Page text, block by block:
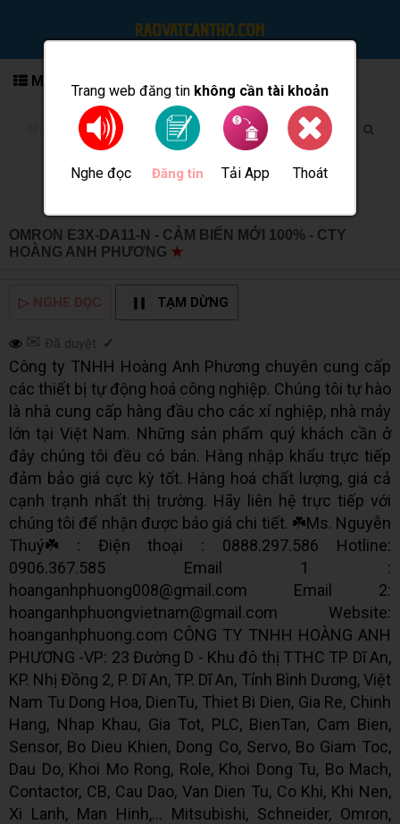
Trang web đăng tin không cần tài khoản
Nghe đọc Đăng tin Tải App Thoát
MENU
OMRON E3X-DA11-N - CẢM BIẾN MỚI 100% - CTY
HOÀNG ANH PHƯƠNG ★
▷ NGHE ĐỌC TẠM DỪNG
✉ Đã duyệt: ✓
Công ty TNHH Hoàng Anh Phương chuyên cung cấp
các thiết bị tự động hoá công nghiệp. Chúng tôi tự hào
là nhà cung cấp hàng đầu cho các xí nghiệp, nhà máy
lớn tại Việt Nam. Những sản phẩm quý khách cần ở
đây chúng tôi đều có bán. Hàng nhập khẩu trực tiếp
đảm bảo giá cực kỳ tốt. Hàng hoá chất lượng, giá cả
cạnh trạnh nhất thị trường. Hãy liên hệ trực tiếp với
chúng tôi để nhận được báo giá chi tiết. ☘️Ms. Nguyễn
Thuý☘️ : Điện thoại : 0888.297.586 Hotline:
0906.367.585 Email 1 :
hoanganhphuong008@gmail.com Email 2:
hoanganhphuongvietnam@gmail.com Website:
hoanganhphuong.com CÔNG TY TNHH HOÀNG ANH
PHƯƠNG -VP: 23 Đường D - Khu đô thị TTHC TP Dĩ An,
KP. Nhị Đồng 2, P. Dĩ An, TP. Dĩ An, Tỉnh Bình Dương, Việt
Nam Tu Dong Hoa, DienTu, Thiet Bi Dien, Gia Re, Chinh
Hang, Nhap Khau, Gia Tot, PLC, BienTan, Cam Bien,
Sensor, Bo Dieu Khien, Dong Co, Servo, Bo Giam Toc,
Dau Do, Khoi Mo Rong, Role, Khoi Dong Tu, Bo Mach,
Contactor, CB, Cau Dao, Van Dien Tu, Co Khi, Khi Nen,
Xi Lanh, Man Hinh,... Mitsubishi, Schneider, Omron,